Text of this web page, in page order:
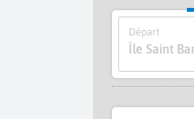
Départ
Île Saint